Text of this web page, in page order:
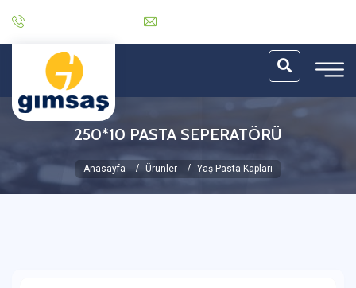
250*10 PASTA SEPERATÖRÜ
Anasayfa Ürünler Yaş Pasta Kapları